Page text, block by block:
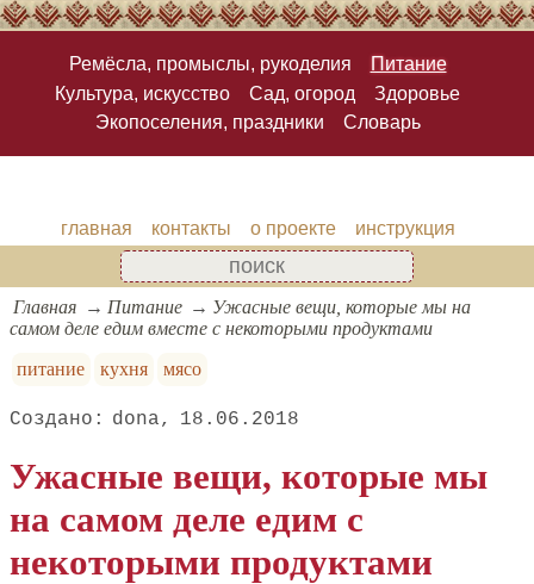
Ремёсла, промыслы, рукоделия
Питание
Культура, искусство
Сад, огород
Здоровье
Экопоселения, праздники
Словарь
главная контакты о проекте инструкция
Главная Питание
Ужасные вещи, которые мы на
самом деле едим вместе с некоторыми продуктами
питание
кухня мясо
dona 18.06.2018
Ужасные вещи, которые мы
на самом деле едим с
некоторыми продуктами